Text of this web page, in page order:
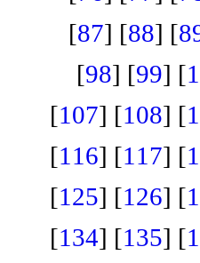
[87] [88] [
[98] [99] [
[107] [108] [
[116] [117] [
[125] [126] [
[134] [135] [